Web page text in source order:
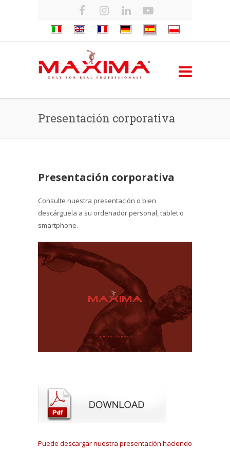
Presentación corporativa
Presentación corporativa
Consulte nuestra presentación o bien
descárguela a su ordenador personal, tablet o
smartphone.
Puede descargar nuestra presentación haciendo